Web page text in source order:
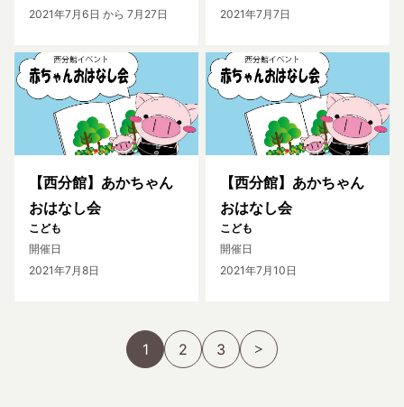
2021年7月6日 から 7月27日
2021年7月7日
【西分館】あかちゃん
おはなし会
こども
開催日
2021年7月8日
【西分館】あかちゃん
おはなし会
こども
開催日
2021年7月10日
1 2 3